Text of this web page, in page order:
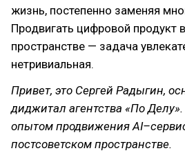
жизнь, постепенно заменяя
Продвигать цифровой продукт
пространстве — задача
нетривиальная.
Привет, это Сергей Радыгин,
диджитал агентства «По
опытом продвижения
постсоветском пространстве.